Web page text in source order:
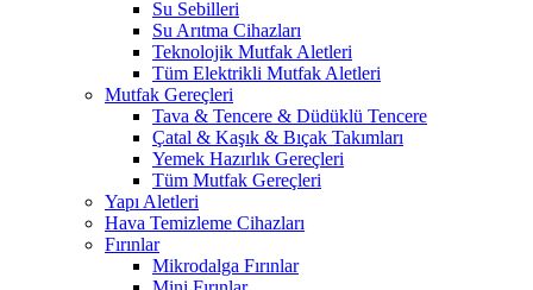
Su Sebilleri
Su Arıtma Cihazları
Teknolojik Mutfak Aletleri
Tüm Elektrikli Mutfak Aletleri
Mutfak Gereçleri
Tava & Tencere & Düdüklü Tencere
Çatal & Kaşık & Bıçak Takımları
Yemek Hazırlık Gereçleri
Tüm Mutfak Gereçleri
Yapı Aletleri
Hava Temizleme Cihazları
Fırınlar
Mikrodalga Fırınlar